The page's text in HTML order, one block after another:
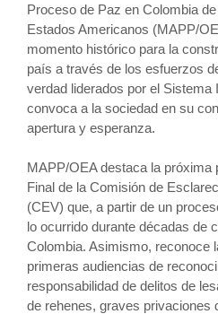
Proceso de Paz en Colombia
Estados Americanos (MAPP/
momento histórico para la
país a través de los esfuerzos
verdad liderados por el Sistema
convoca a la sociedad en su
apertura y esperanza.
MAPP/OEA destaca la próxima
Final de la Comisión de
(CEV) que, a partir de un
lo ocurrido durante décadas de
Colombia. Asimismo, reconoce
primeras audiencias de
responsabilidad de delitos de
de rehenes, graves privaciones